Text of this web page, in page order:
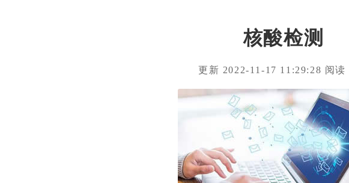
核酸检测
更新 2022-11-17 11:29:28 阅读